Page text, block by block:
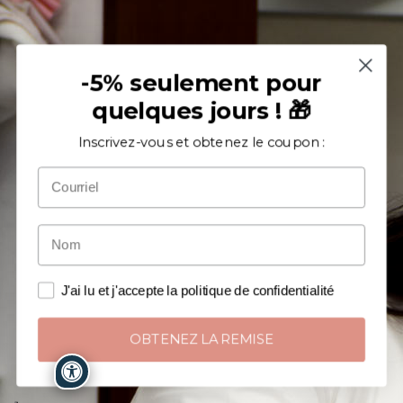
-5% seulement pour
quelques jours ! 🎁
Inscrivez-vous et obtenez le coupon :
J'ai lu et j'accepte la politique de confidentialité
OBTENEZ LA REMISE